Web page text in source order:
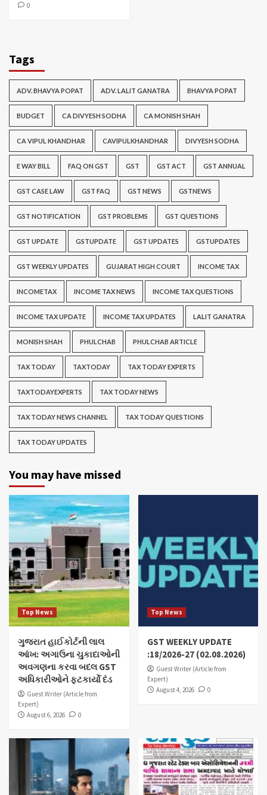
0
Tags
ADV. BHAVYA POPAT ADV. LALIT GANATRA BHAVYA POPAT
BUDGET CA DIVYESH SODHA CA MONISH SHAH
CA VIPUL KHANDHAR CAVIPULKHANDHAR DIVYESH SODHA
E WAY BILL FAQ ON GST GST GST ACT GST ANNUAL
GST CASE LAW GST FAQ GST NEWS GSTNEWS
GST NOTIFICATION GST PROBLEMS GST QUESTIONS
GST UPDATE GSTUPDATE GST UPDATES GSTUPDATES
GST WEEKLY UPDATES GUJARAT HIGH COURT INCOME TAX
INCOMETAX INCOME TAX NEWS INCOME TAX QUESTIONS
INCOME TAX UPDATE INCOME TAX UPDATES LALIT GANATRA
MONISH SHAH PHULCHAB PHULCHAB ARTICLE
TAX TODAY TAXTODAY TAX TODAY EXPERTS
TAXTODAYEXPERTS TAX TODAY NEWS
TAX TODAY NEWS CHANNEL TAX TODAY QUESTIONS
TAX TODAY UPDATES
You may have missed
Top News
ગુજરાત હાઈકોર્ટની લાલ
આંખ: અગાઉના ચુકાદાઓની
અવગણના કરવા બદલ GST
અધિકારીઓને ફટકાર્યો દંડ
Guest Writer (Article from
Expert)
August 6, 2026
0
Top News
GST WEEKLY UPDATE
:18/2026-27 (02.08.2026)
Guest Writer (Article from
Expert)
August 4, 2026
0